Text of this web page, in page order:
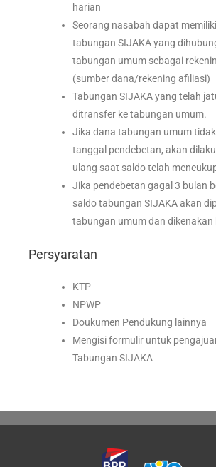
harian
Seorang nasabah dapat
tabungan SIJAKA yang
tabungan umum sebagai
(sumber dana/rekening afiliasi)
Tabungan SIJAKA yang telah
ditransfer ke tabungan umum.
Jika dana tabungan umum
tanggal pendebetan, akan
ulang saat saldo telah
Jika pendebetan gagal 3 bulan
saldo tabungan SIJAKA akan
tabungan umum dan dikenakan
Persyaratan
KTP
NPWP
Doukumen Pendukung lainnya
Mengisi formulir untuk
Tabungan SIJAKA